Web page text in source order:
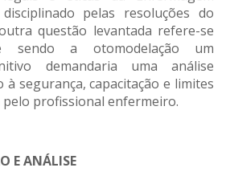
pelas resoluções do
questão levantada refere-se
a otomodelação um
demandaria uma análise
segurança, capacitação e limites
profissional enfermeiro.
E ANÁLISE